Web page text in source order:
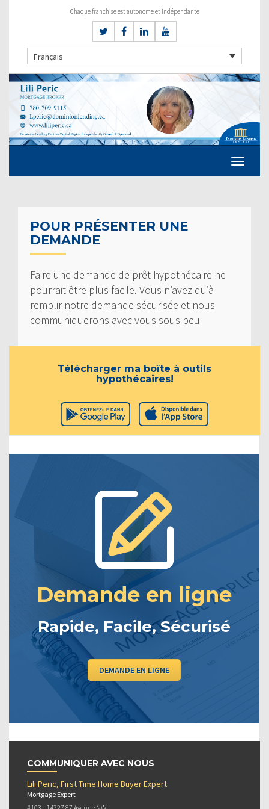
Chaque franchise est autonome et indépendante
Français
POUR PRÉSENTER UNE
DEMANDE
Faire une demande de prêt hypothécaire ne
pourrait être plus facile. Vous n’avez qu’à
remplir notre demande sécurisée et nous
communiquerons avec vous sous peu
Télécharger ma boîte à outils
hypothécaires!
Demande en ligne
Rapide, Facile, Sécurisé
DEMANDE EN LIGNE
COMMUNIQUER AVEC NOUS
Lili Peric, First Time Home Buyer Expert
Mortgage Expert